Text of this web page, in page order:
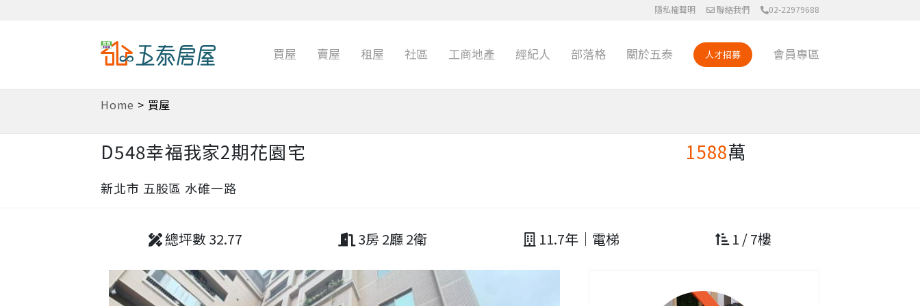
02-22979688
聯絡我們
隱私權聲明
會員專區
人才招募
關於五泰
部落格
經紀人
工商地產
社區
租屋
賣屋
買屋
Home > 買屋
D548幸福我家2期花園宅
新北市 五股區 水碓一路
1588萬
總坪數 32.77 3房 2廳 2衛 11.7年｜電梯 1 / 7樓